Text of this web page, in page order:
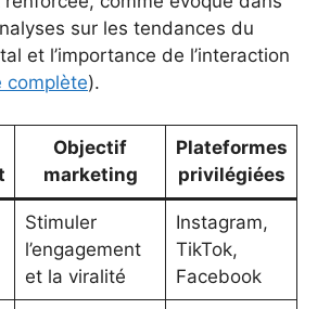
sur les tendances du
et l’importance de l’interaction
complète).
Objectif
marketing
Plateformes
privilégiées
Stimuler
l’engagement
et la viralité
Instagram,
TikTok,
Facebook